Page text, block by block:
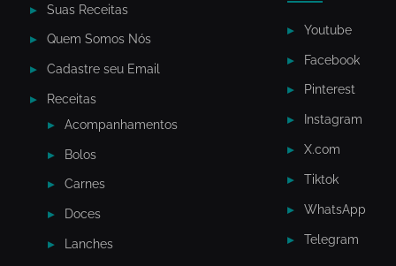
Suas Receitas
Quem Somos Nós
Cadastre seu Email
Receitas
Acompanhamentos
Bolos
Carnes
Doces
Lanches
Youtube
Facebook
Pinterest
Instagram
X.com
Tiktok
WhatsApp
Telegram